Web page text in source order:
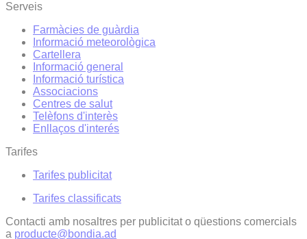
Serveis
Farmàcies de guàrdia
Informació meteorològica
Cartellera
Informació general
Informació turística
Associacions
Centres de salut
Telèfons d'interès
Enllaços d'interés
Tarifes
Tarifes publicitat
Tarifes classificats
Contacti amb nosaltres per publicitat o qüestions comercials
a producte@bondia.ad